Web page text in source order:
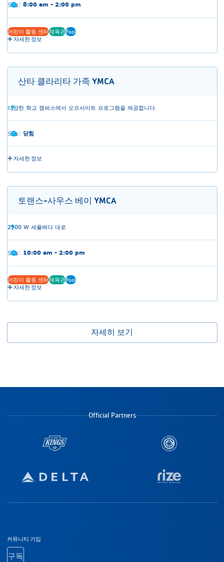
오늘: 8:00 am - 2:00 pm
어린이 활동 센터체육관Pool
자세한 정보
산타 클라리타 가족 YMCA
다양한 학교 캠퍼스에서 오프사이트 프로그램을 제공합니다.
오늘: 닫힘
자세한 정보
토랜스-사우스 베이 YMCA
2900 W 세풀베다 대로
오늘: 10:00 am - 2:00 pm
어린이 활동 센터체육관Pool
자세한 정보
자세히 보기
Official Partners
바닥글 탐색
커뮤니티 가입
구독